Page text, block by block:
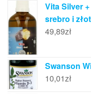
Vita Silver
srebro i
49,89zł
Swanson
10,01zł